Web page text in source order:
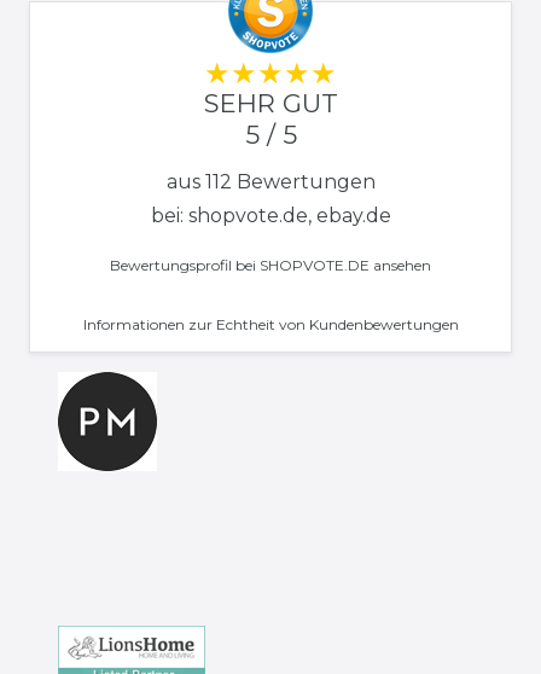
SEHR GUT
5 / 5
aus 112 Bewertungen
bei: shopvote.de, ebay.de
Bewertungsprofil bei SHOPVOTE.DE ansehen
Informationen zur Echtheit von Kundenbewertungen